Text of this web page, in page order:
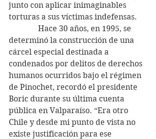
junto con aplicar inimaginables
torturas a sus víctimas indefensas.
Hace 30 años, en 1995, se
determinó la construcción de una
cárcel especial destinada a
condenados por delitos de derechos
humanos ocurridos bajo el régimen
de Pinochet, recordó el presidente
Boric durante su última cuenta
pública en Valparaíso. “Era otro
Chile y desde mi punto de vista no
existe justificación para ese